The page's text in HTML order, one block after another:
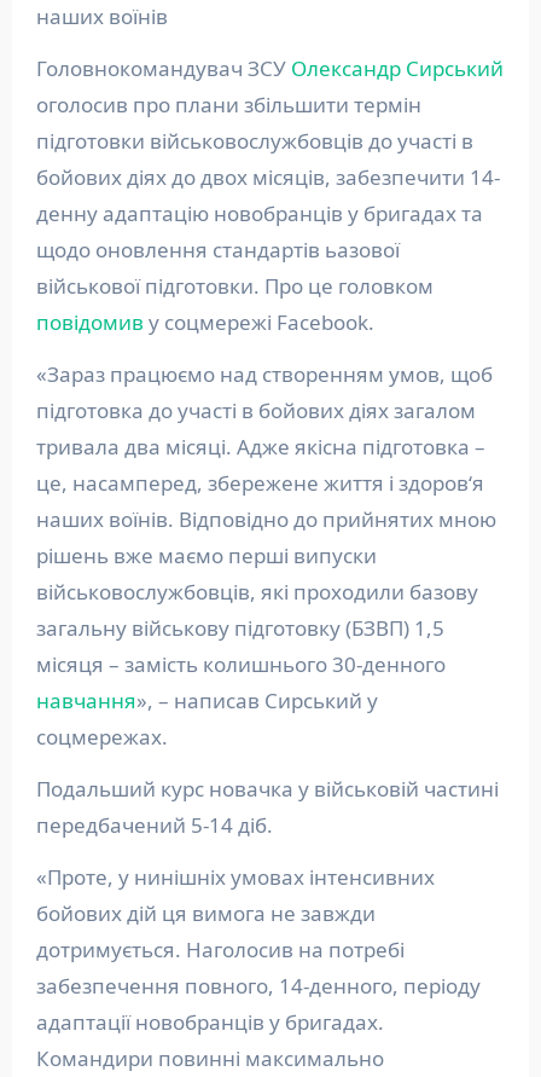
наших воїнів
Головнокомандувач ЗСУ Олександр Сирський
оголосив про плани збільшити термін
підготовки військовослужбовців до участі в
бойових діях до двох місяців, забезпечити 14-
денну адаптацію новобранців у бригадах та
щодо оновлення стандартів ьазової
військової підготовки. Про це головком
повідомив у соцмережі Facebook.
«Зараз працюємо над створенням умов, щоб
підготовка до участі в бойових діях загалом
тривала два місяці. Адже якісна підготовка –
це, насамперед, збережене життя і здоров‘я
наших воїнів. Відповідно до прийнятих мною
рішень вже маємо перші випуски
військовослужбовців, які проходили базову
загальну військову підготовку (БЗВП) 1,5
місяця – замість колишнього 30-денного
навчання», – написав Сирський у
соцмережах.
Подальший курс новачка у військовій частині
передбачений 5-14 діб.
«Проте, у нинішніх умовах інтенсивних
бойових дій ця вимога не завжди
дотримується. Наголосив на потребі
забезпечення повного, 14-денного, періоду
адаптації новобранців у бригадах.
Командири повинні максимально